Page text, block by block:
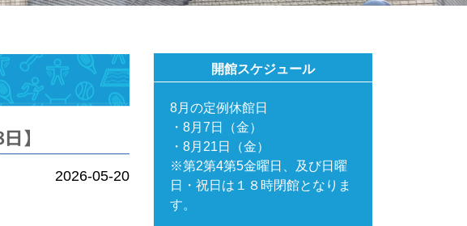
】
2026-05-20
開館スケジュール
8月の定例休館日
・8月7日（金）
・8月21日（金）
※第2第4第5金曜日、及び日曜
日・祝日は１８時閉館となりま
す。